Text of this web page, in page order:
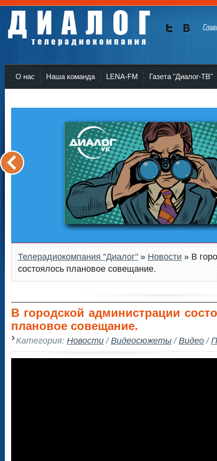
О нас Наша команда LENA-FM Газета "Диалог-ТВ"
Телерадиокомпания "Диалог" » Новости » В
состоялось плановое совещание.
В городской администрации
плановое совещание.
Категория: Новости/Видеосюжеты/Видео/